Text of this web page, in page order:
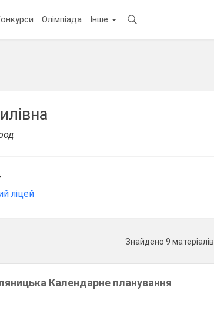
Олімпіада Інше
ліцей
Знайдено 9 матеріалів
Календарне планування